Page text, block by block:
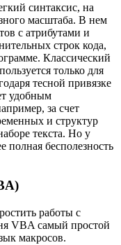
синтаксис, на
масштаба. В нем
с атрибутами и
строк кода,
Классический
только для
тесной привязке
удобным
за счет
и структур
текста. Но у
полная бесполезность
работы с
VBA самый простой
макросов.